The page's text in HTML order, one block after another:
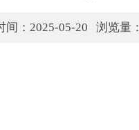
间：2025-05-20 浏览量：